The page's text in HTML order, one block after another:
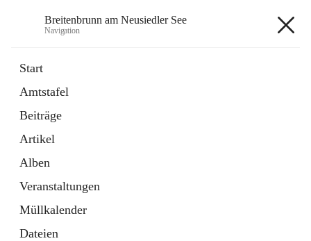
Breitenbrunn am Neusiedler See
Navigation
Start
Amtstafel
Beiträge
Artikel
Alben
Veranstaltungen
Müllkalender
Dateien
18 Schnellzugriffe
Gemeindeservice